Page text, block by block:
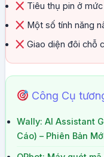
Tiêu thụ pin ở
Một số tính năng
Giao diện đôi chỗ
Công Cụ
Wally: AI Assistant
Cáo) – Phiên Bản